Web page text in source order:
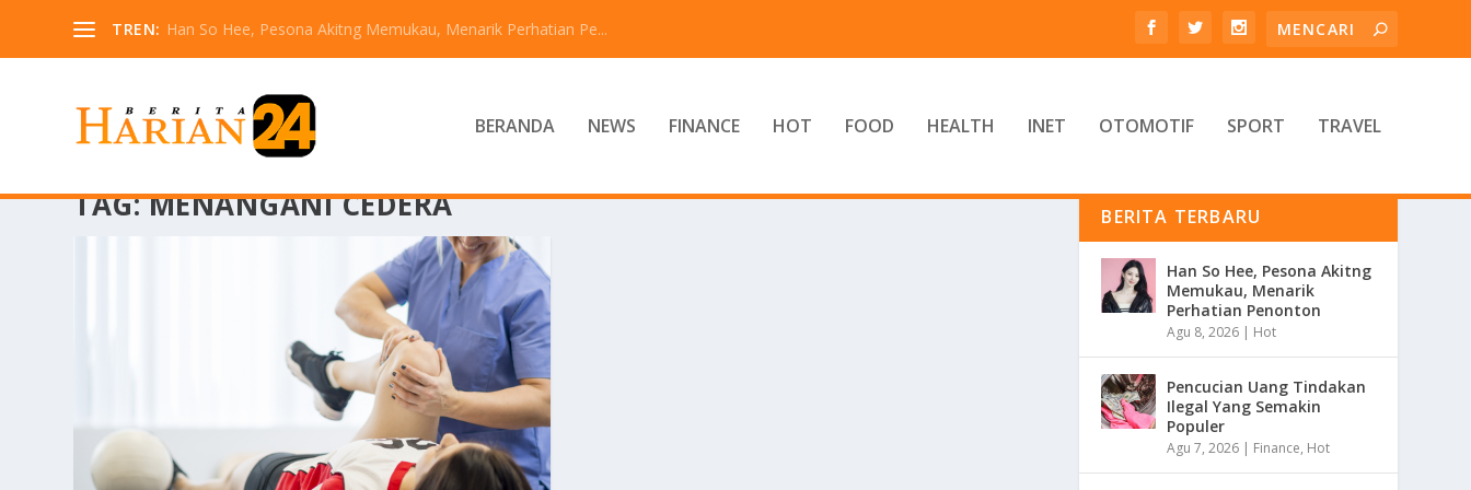
TREN: Han So Hee, Pesona Akitng Memukau, Menarik Perhatian Pe...
BERANDA NEWS FINANCE HOT FOOD HEALTH INET OTOMOTIF SPORT TRAVEL
TAG:MENANGANI CEDERA BERITA TERBARU
Han So Hee, Pesona Akitng
Memukau, Menarik
Perhatian Penonton
Agu 8, 2026 | Hot
Pencucian Uang Tindakan
Ilegal Yang Semakin
Populer
Agu 7, 2026 | Finance, Hot